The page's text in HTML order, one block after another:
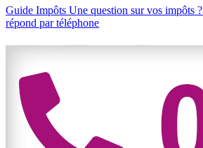
Guide Impôts Une question sur vos impôts ?
répond par téléphone